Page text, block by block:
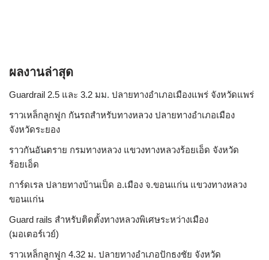
ผลงานล่าสุด
Guardrail 2.5 และ 3.2 มม. ปลายทางอำเภอเมืองแพร่ จังหวัดแพร่
ราวเหล็กลูกฟูก กันรถสําหรับทางหลวง ปลายทางอำเภอเมือง
จังหวัดระยอง
ราวกันอันตราย กรมทางหลวง แขวงทางหลวงร้อยเอ็ด จังหวัด
ร้อยเอ็ด
การ์ดเรล ปลายทางบ้านเป็ด อ.เมือง จ.ขอนแก่น แขวงทางหลวง
ขอนแก่น
Guard rails สำหรับติดตั้งทางหลวงพิเศษระหว่างเมือง
(มอเตอร์เวย์)
ราวเหล็กลูกฟูก 4.32 ม. ปลายทางอำเภอปักธงชัย จังหวัด